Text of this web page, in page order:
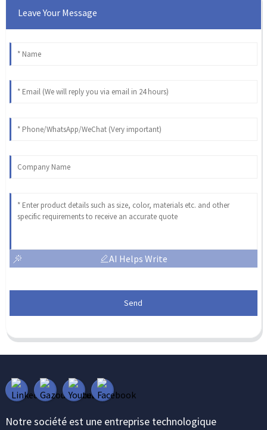
Leave Your Message
AI Helps Write
Send
Notre société est une entreprise technologique